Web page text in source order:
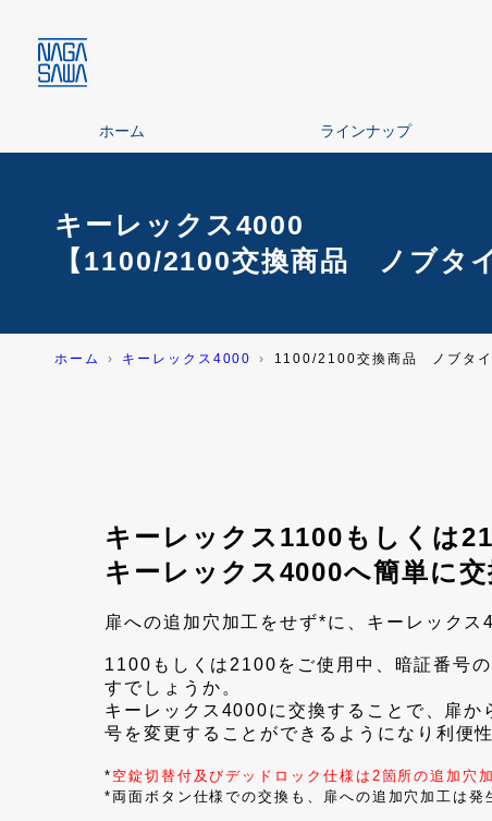
ホーム ラインナップ
キーレックス4000
【1100/2100交換商品 ノブタイ
ホーム キーレックス4000 1100/2100交換商品 ノブタ
キーレックス1100もしくは
キーレックス4000へ簡単に
扉への追加穴加工をせず*に、キーレックス
1100もしくは2100をご使用中、暗証番号
すでしょうか。
キーレックス4000に交換することで、扉か
号を変更することができるようになり利便
* 空錠切替付及びデッドロック仕様は2箇所の追加穴
*両面ボタン仕様での交換も、扉への追加穴加工は発